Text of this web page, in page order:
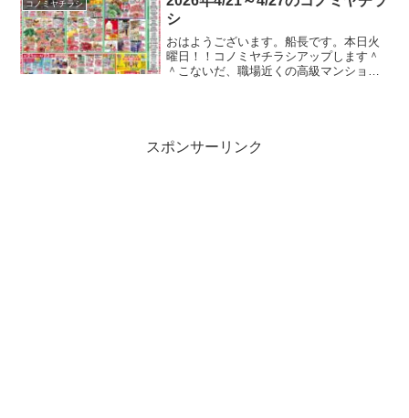
でした。。。そんなこんな...
コノミヤチラシ
シ
おはようございます。船長です。本日火
曜日！！コノミヤチラシアップします＾
＾こないだ、職場近くの高級マンション
スポンサーリンク